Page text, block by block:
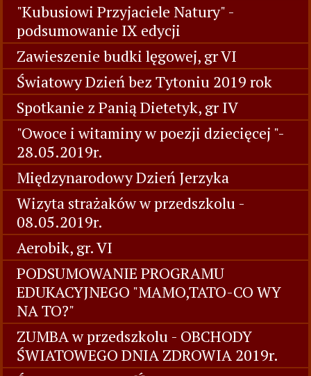
"Kubusiowi Przyjaciele Natury" -
podsumowanie IX edycji
Zawieszenie budki lęgowej, gr VI
Światowy Dzień bez Tytoniu 2019 rok
Spotkanie z Panią Dietetyk, gr IV
"Owoce i witaminy w poezji dziecięcej "-
28.05.2019r.
Międzynarodowy Dzień Jerzyka
Wizyta strażaków w przedszkolu -
08.05.2019r.
Aerobik, gr. VI
PODSUMOWANIE PROGRAMU
EDUKACYJNEGO "MAMO,TATO-CO WY
NA TO?"
ZUMBA w przedszkolu - OBCHODY
ŚWIATOWEGO DNIA ZDROWIA 2019r.